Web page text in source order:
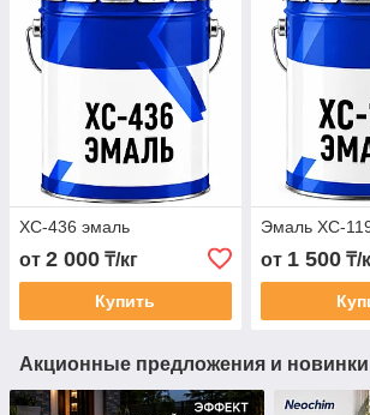
ХС-436 эмаль
от 2 000 ₸/кг
Купить
Эмаль ХС-
от 1 500₸/
Акционные предложения и новинки